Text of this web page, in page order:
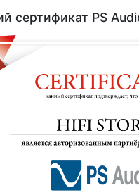
сертификат PS